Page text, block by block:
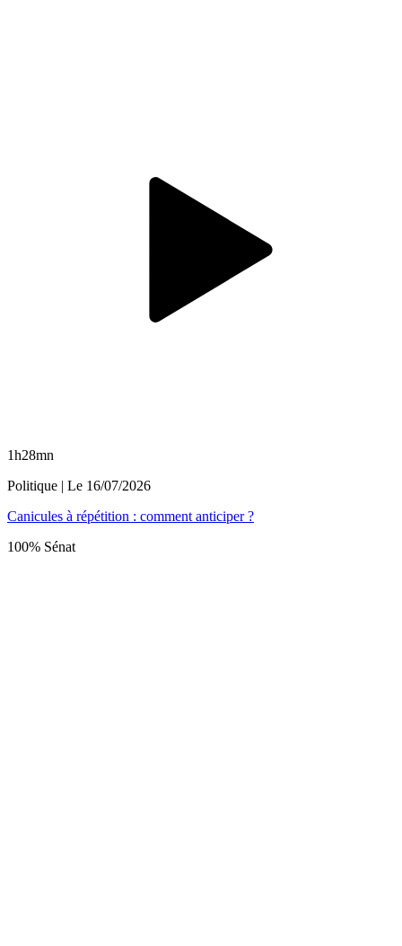
1h28mn
Politique | Le 16/07/2026
Canicules à répétition : comment anticiper ?
100% Sénat